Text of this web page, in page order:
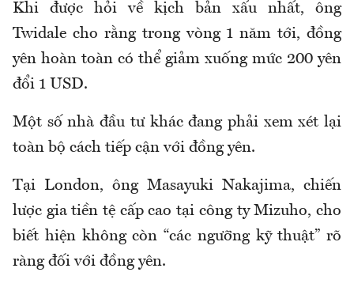
Khi được hỏi về kịch bản xấu nhất, ông
Twidale cho rằng trong vòng 1 năm tới, đồng
yên hoàn toàn có thể giảm xuống mức 200 yên
đổi 1 USD.
Một số nhà đầu tư khác đang phải xem xét lại
toàn bộ cách tiếp cận với đồng yên.
Tại London, ông Masayuki Nakajima, chiến
lược gia tiền tệ cấp cao tại công ty Mizuho, cho
biết hiện không còn “các ngưỡng kỹ thuật” rõ
ràng đối với đồng yên.